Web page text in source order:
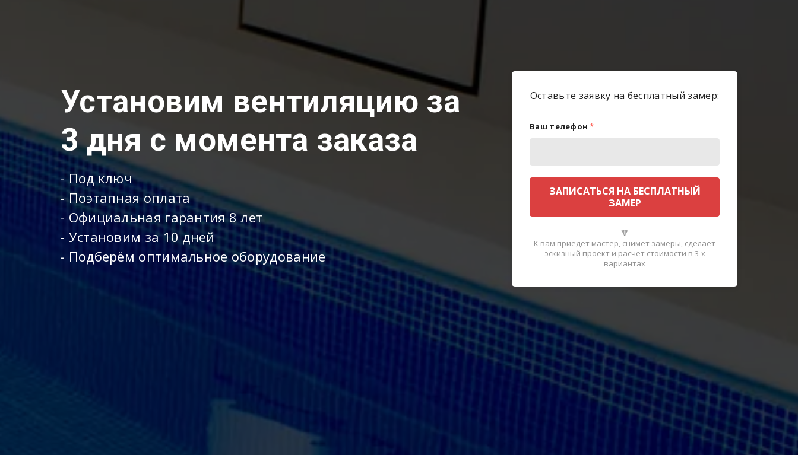
Установим вентиляцию за
3 дня с момента заказа
- Под ключ
- Поэтапная оплата
- Официальная гарантия 8 лет
- Установим за 10 дней
- Подберём оптимальное оборудование
Оставьте заявку на бесплатный замер:
Ваш телефон *
ЗАПИСАТЬСЯ НА БЕСПЛАТНЫЙ
ЗАМЕР
🔻
К вам приедет мастер, снимет замеры, сделает
эскизный проект и расчет стоимости в 3-х
вариантах